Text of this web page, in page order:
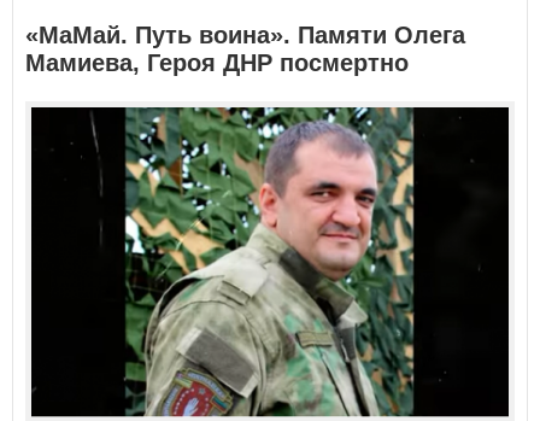
«МаМай. Путь воина». Памяти Олега
Мамиева, Героя ДНР посмертно